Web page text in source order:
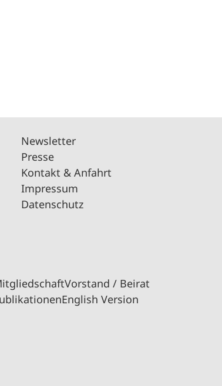
Newsletter
Presse
Kontakt & Anfahrt
Impressum
Datenschutz
Vorstand / Beirat
English Version